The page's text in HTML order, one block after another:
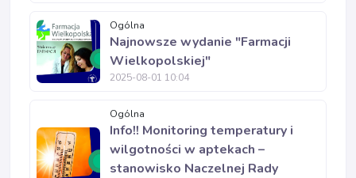
Ogólna
Najnowsze wydanie "Farmacji
Wielkopolskiej"
2025-08-01 10:04
Ogólna
Info!! Monitoring temperatury i
wilgotności w aptekach –
stanowisko Naczelnej Rady